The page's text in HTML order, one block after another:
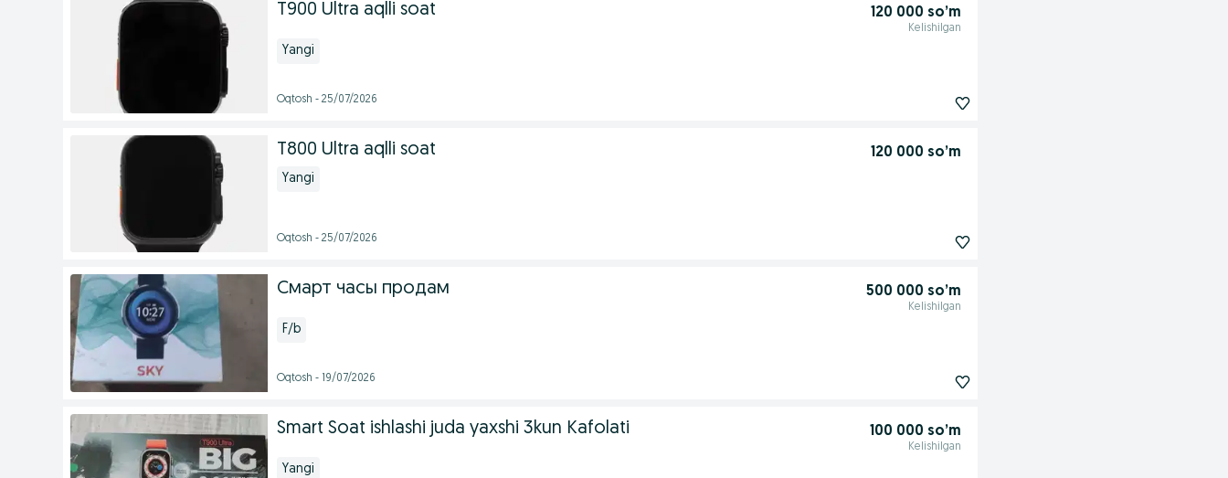
T900 Ultra aqlli soat 120 000 so’m
Kelishilgan
Yangi
Oqtosh - 25/07/2026
T800 Ultra aqlli soat 120 000 so’m
Yangi
Oqtosh - 25/07/2026
Смарт часы продам 500 000 so’m
Kelishilgan
F/b
Oqtosh - 19/07/2026
Smart Soat ishlashi juda yaxshi 3kun Kafolati 100 000 so’m
Kelishilgan
Yangi